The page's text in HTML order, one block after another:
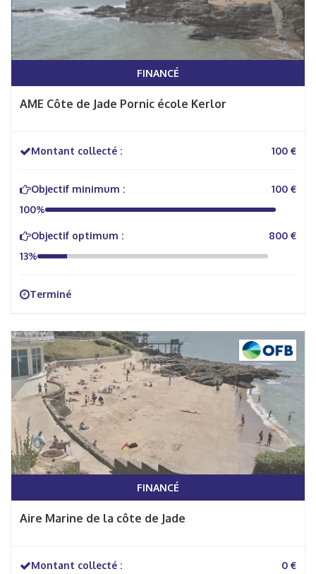
FINANCÉ
AME Côte de Jade Pornic école Kerlor
Montant collecté : 100 €
Objectif minimum :
100 €
100%
Objectif optimum :
800 €
13%
Terminé
FINANCÉ
Aire Marine de la côte de Jade
Montant collecté : 0 €